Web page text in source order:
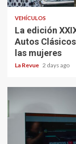
VEHÍCULOS
La edición
Autos
las mujeres
La Revue 2 days ago